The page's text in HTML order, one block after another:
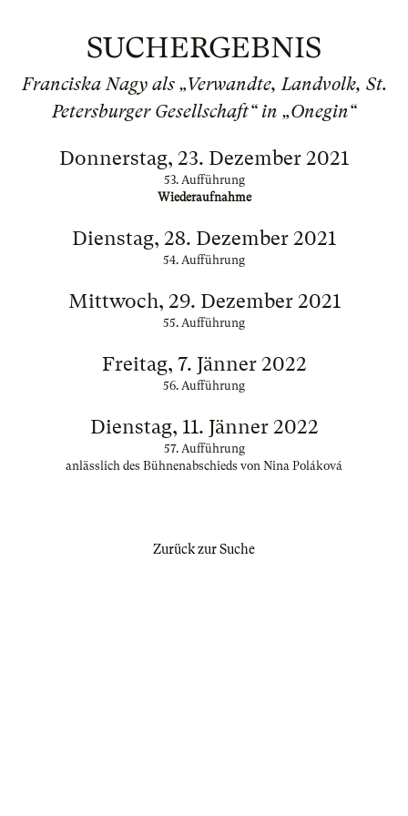
SUCHERGEBNIS
Franciska Nagy als „Verwandte, Landvolk, St.
Petersburger Gesellschaft“ in „Onegin“
Donnerstag, 23. Dezember 2021
53. Aufführung
Wiederaufnahme
Dienstag, 28. Dezember 2021
54. Aufführung
Mittwoch, 29. Dezember 2021
55. Aufführung
Freitag, 7. Jänner 2022
56. Aufführung
Dienstag, 11. Jänner 2022
57. Aufführung
anlässlich des Bühnenabschieds von Nina Poláková
Zurück zur Suche